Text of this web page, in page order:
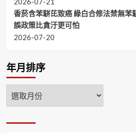
香菸含苯駢芘致癌 綠白合修法禁無
誤政策比貪汙更可怕
2026-07-20
年月排序
年
月
序